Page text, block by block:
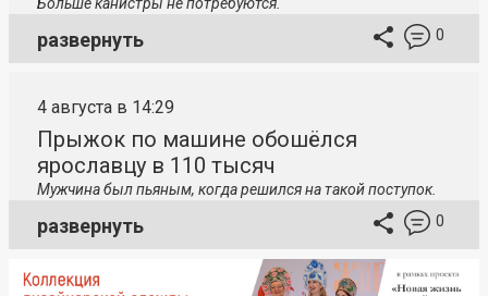
развернуть 0
4 августа в 14:29
Прыжок по машине обошёлся
ярославцу в 110 тысяч
Мужчина был пьяным, когда решился на такой поступок.
развернуть 0